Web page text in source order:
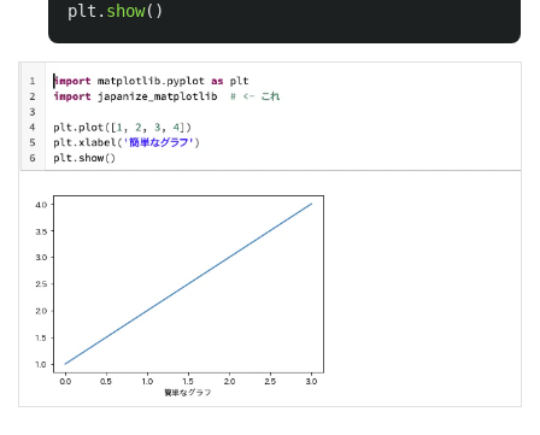
plt . show()